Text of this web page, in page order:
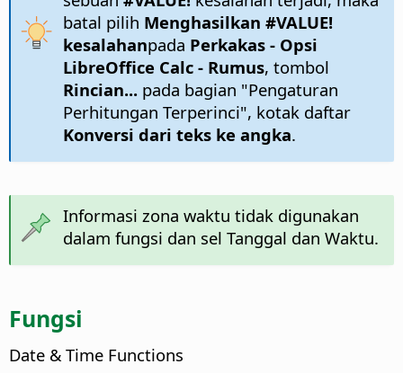
batal pilih Menghasilkan #VALUE!
kesalahanpada Perkakas - Opsi
LibreOffice Calc - Rumus, tombol
Rincian...pada bagian "Pengaturan
Perhitungan Terperinci", kotak daftar
Konversi dari teks ke angka.
Informasi zona waktu tidak digunakan
dalam fungsi dan sel Tanggal dan Waktu.
Fungsi
Date & Time Functions